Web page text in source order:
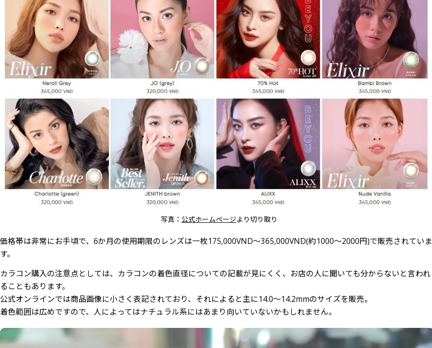
写真： 公式ホームページより切り取り
価格帯は非常にお手頃で、6か月の使用期限のレンズは一枚175,000VND～365,000VND(約1000～2000円)で販売されていま
す。
カラコン購入の注意点としては、カラコンの着色直径についての記載が見にくく、お店の人に聞いても分からないと言われ
ることもあります。
公式オンラインでは商品画像に小さく表記されており、それによると主に14.0～14.2mmのサイズを販売。
着色範囲は広めですので、人によってはナチュラル系にはあまり向いていないかもしれません。